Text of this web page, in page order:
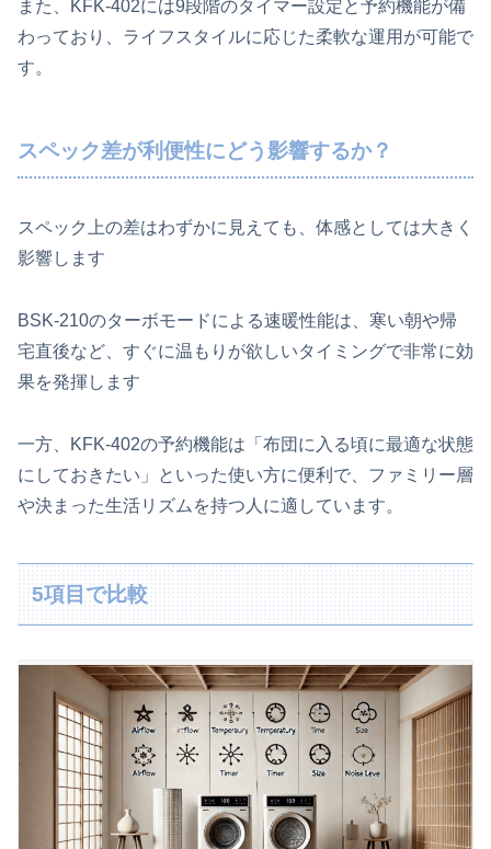
また、KFK-402には9段階のタイマー設定と予約機能が備
わっており、ライフスタイルに応じた柔軟な運用が可能で
す。
スペック差が利便性にどう影響するか？
スペック上の差はわずかに見えても、体感としては大きく
影響します
BSK-210のターボモードによる速暖性能は、寒い朝や帰
宅直後など、すぐに温もりが欲しいタイミングで非常に効
果を発揮します
一方、KFK-402の予約機能は「布団に入る頃に最適な状態
にしておきたい」といった使い方に便利で、ファミリー層
や決まった生活リズムを持つ人に適しています。
5項目で比較